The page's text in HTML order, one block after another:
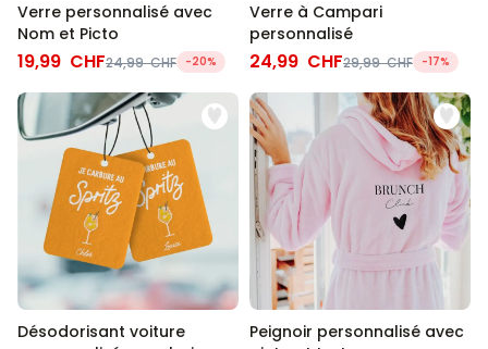
Verre personnalisé avec
Nom et Picto
19,99 CHF24,99 CHF -20%
Verre à Campari
personnalisé
24,99 CHF29,99 CHF -17%
Désodorisant voiture
Peignoir personnalisé avec